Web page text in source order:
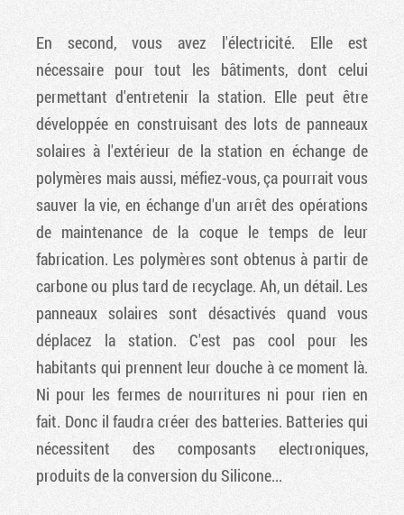
En second, vous avez l'électricité. Elle est
nécessaire pour tout les bâtiments, dont celui
permettant d'entretenir la station. Elle peut être
développée en construisant des lots de panneaux
solaires à l'extérieur de la station en échange de
polymères mais aussi, méfiez-vous, ça pourrait vous
sauver la vie, en échange d'un arrêt des opérations
de maintenance de la coque le temps de leur
fabrication. Les polymères sont obtenus à partir de
carbone ou plus tard de recyclage. Ah, un détail. Les
panneaux solaires sont désactivés quand vous
déplacez la station. C'est pas cool pour les
habitants qui prennent leur douche à ce moment là.
Ni pour les fermes de nourritures ni pour rien en
fait. Donc il faudra créer des batteries. Batteries qui
nécessitent des composants electroniques,
produits de la conversion du Silicone...